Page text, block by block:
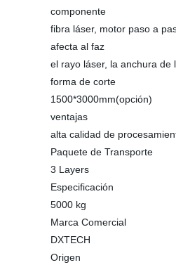
componente
fibra láser, motor paso a
afecta al faz
el rayo láser, la anchura de
forma de corte
1500*3000mm(opción)
ventajas
alta calidad de
Paquete de Transporte
3 Layers
Especificación
5000 kg
Marca Comercial
DXTECH
Origen